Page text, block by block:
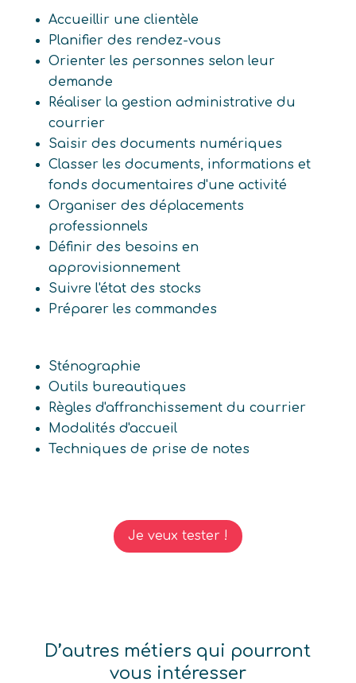
Accueillir une clientèle
Planifier des rendez-vous
Orienter les personnes selon leur
demande
Réaliser la gestion administrative du
courrier
Saisir des documents numériques
Classer les documents, informations et
fonds documentaires d'une activité
Organiser des déplacements
professionnels
Définir des besoins en
approvisionnement
Suivre l'état des stocks
Préparer les commandes
Sténographie
Outils bureautiques
Règles d'affranchissement du courrier
Modalités d'accueil
Techniques de prise de notes
Je veux tester !
D’autres métiers qui pourront
vous intéresser